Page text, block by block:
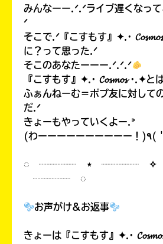
みんなーー.ᐟ.ᐟライブ遅くなっ
ᐟ
そこで.ᐟ『こすもす』✦.·
に？って思った.ᐟ
そこのあなたーーー.ᐟ.ᐟ.ᐟ
『こすもす』✦.· 𝓒𝓸𝓼𝓶𝓸𝓼 ·.✦とは
ふぁんねーむ＝ポプ友に対して
だ.ᐟ
きょーもやっていくよー.ᐣ
◌ ┈┈┈┈ ⋆ ┈┈┈┈ ✧
┈┈┈┈ ◌
お声がけ&お返事
きょーは『こすもす』✦.·